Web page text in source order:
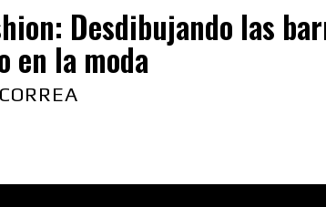
Desdibujando las
en la moda